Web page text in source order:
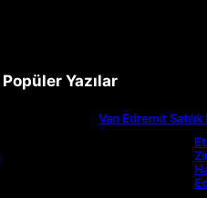
Popüler Yazılar
Van Edremit